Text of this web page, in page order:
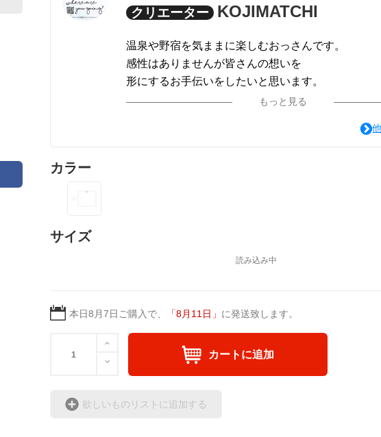
クリエーター KOJIMATCHI
温泉や野宿を気ままに楽しむおっさんです。
感性はありませんが皆さんの想いを
形にするお手伝いをしたいと思います。
もっと見る
カラー
サイズ
本日8月7日 ご購入で、 「8月11日 」 に発送致します。
カートに追加
欲しいものリストに追加する